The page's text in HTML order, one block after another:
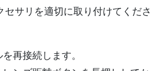
セサリを適切に取り付けてくださ
再接続します。